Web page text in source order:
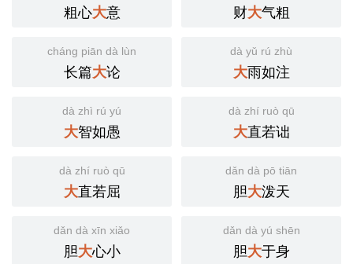
粗心大意 财大气粗
cháng piān dà lùn
长篇大论
dà yǔ rú zhù
大雨如注
dà zhì rú yú
大智如愚
dà zhí ruò qū
大直若诎
dà zhí ruò qū
大直若屈
dǎn dà pō tiān
胆大泼天
dǎn dà xīn xiǎo
胆大心小
dǎn dà yú shēn
胆大于身